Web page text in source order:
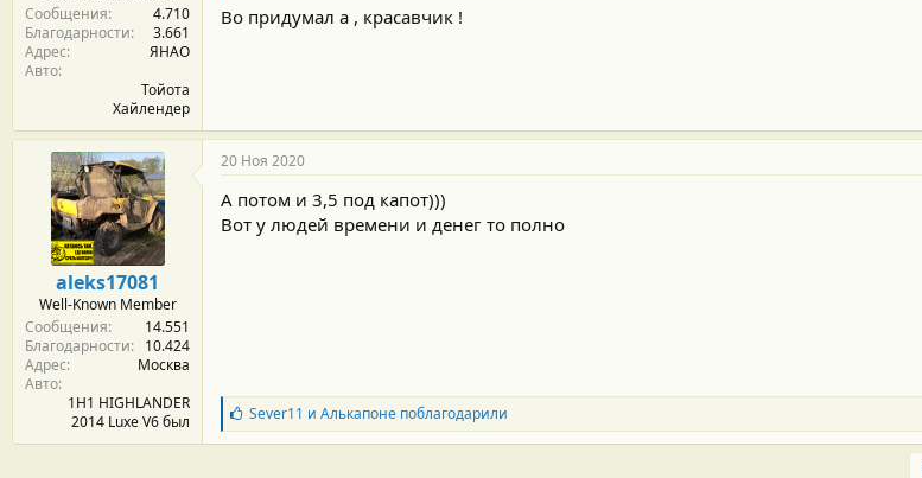
и
Сообщения
4.710
Благодарности
3.661
Адрес
ЯНАО
Авто
Тойота
Хайлендер
Во придумал а , красавчик !
aleks17081
Well-Known Member
Сообщения
14.551
Благодарности
10.424
Адрес
Москва
Авто
1H1 HIGHLANDER
2014 Luxe V6 был
20 Ноя 2020
А потом и 3,5 под капот)))
Вот у людей времени и денег то полно
Б
л
а
Sever11 и Алькапонепоблагодарили